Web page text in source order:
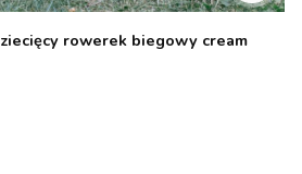
rowerek biegowy cream